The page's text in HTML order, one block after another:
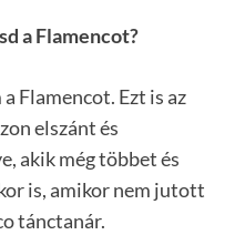
a Flamencot?
Flamencot. Ezt is az
elszánt és
akik még többet és
is, amikor nem jutott
tánctanár.